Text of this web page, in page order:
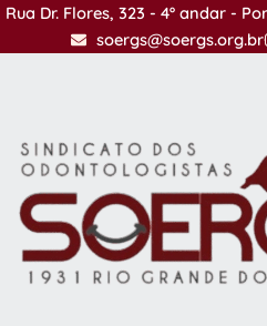
IrRua Dr. Flores, 323 - 4º andar -
soergs@soergs.org.br